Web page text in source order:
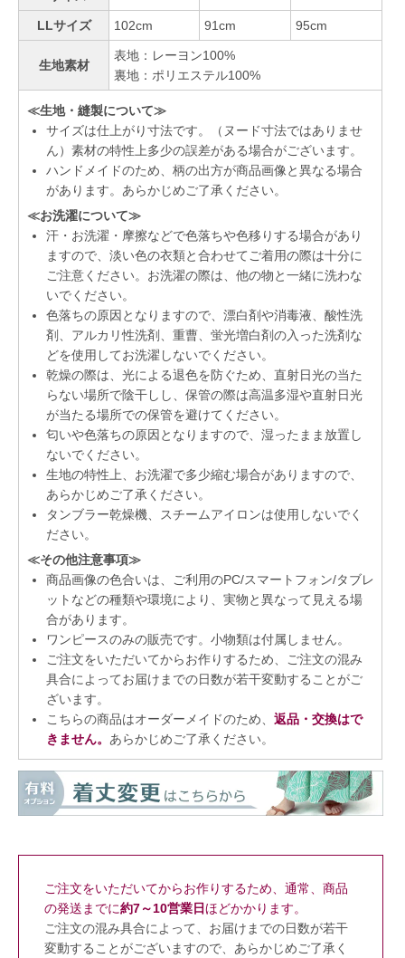
LLサイズ 102cm 91cm 95cm
生地素材
表地：レーヨン100%
裏地：ポリエステル100%
≪生地・縫製について≫
サイズは仕上がり寸法です。（ヌード寸法ではありませ
ん）素材の特性上多少の誤差がある場合がございます。
ハンドメイドのため、柄の出方が商品画像と異なる場合
があります。あらかじめご了承ください。
≪お洗濯について≫
汗・お洗濯・摩擦などで色落ちや色移りする場合があり
ますので、淡い色の衣類と合わせてご着用の際は十分に
ご注意ください。お洗濯の際は、他の物と一緒に洗わな
いでください。
色落ちの原因となりますので、漂白剤や消毒液、酸性洗
剤、アルカリ性洗剤、重曹、蛍光増白剤の入った洗剤な
どを使用してお洗濯しないでください。
乾燥の際は、光による退色を防ぐため、直射日光の当た
らない場所で陰干しし、保管の際は高温多湿や直射日光
が当たる場所での保管を避けてください。
匂いや色落ちの原因となりますので、湿ったまま放置し
ないでください。
生地の特性上、お洗濯で多少縮む場合がありますので、
あらかじめご了承ください。
タンブラー乾燥機、スチームアイロンは使用しないでく
ださい。
≪その他注意事項≫
商品画像の色合いは、ご利用のPC/スマートフォン/タブレ
ットなどの種類や環境により、実物と異なって見える場
合があります。
ワンピースのみの販売です。小物類は付属しません。
ご注文をいただいてからお作りするため、ご注文の混み
具合によってお届けまでの日数が若干変動することがご
ざいます。
こちらの商品はオーダーメイドのため、 返品・交換はで
きません。 あらかじめご了承ください。
ご注文をいただいてからお作りするため、通常、商品
の発送までに約7～10営業日ほどかかります。
ご注文の混み具合によって、お届けまでの日数が若干
変動することがございますので、あらかじめご了承く